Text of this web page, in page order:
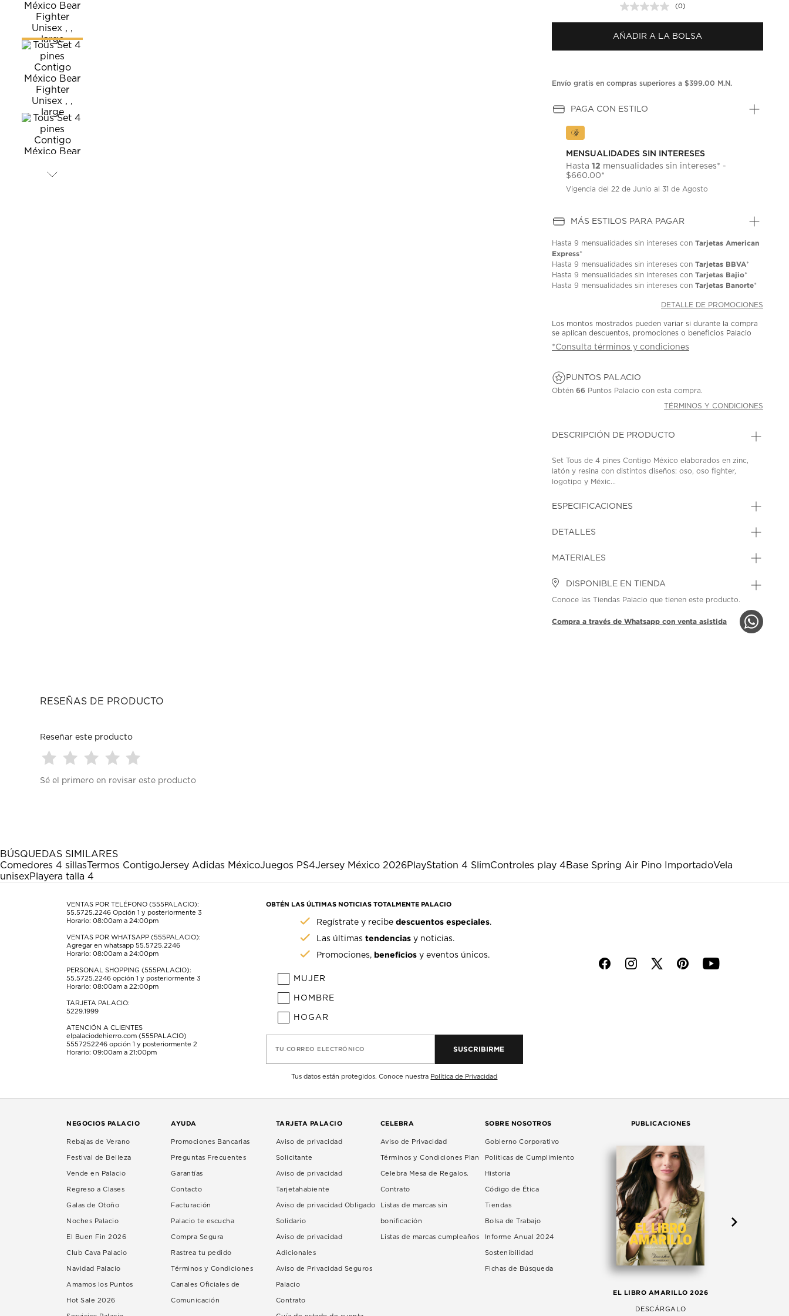
Sin
puntuación.
en
la
(0)
AÑADIR A LA BOLSA
Envío gratis en compras superiores a $399.00 M.N.
PAGA CON ESTILO
MENSUALIDADES SIN INTERESES
Hasta12 mensualidades sin intereses* -
$660.00*
Vigencia del 22 de Junio al 31 de Agosto
MÁS ESTILOS PARA PAGAR
Hasta9 mensualidades sin intereses conTarjetas American
Express*
Hasta9 mensualidades sin intereses conTarjetas BBVA*
Hasta9 mensualidades sin intereses conTarjetas Bajio*
Hasta9 mensualidades sin intereses conTarjetas Banorte*
DETALLE DE PROMOCIONES
Los montos mostrados pueden variar si durante la compra
se aplican descuentos, promociones o beneficios Palacio
*Consulta términos y condiciones
PUNTOS PALACIO
Obtén66 Puntos Palacio con esta compra.
TÉRMINOS Y CONDICIONES
DESCRIPCIÓN DE PRODUCTO
Set Tous de 4 pines Contigo México elaborados en zinc,
latón y resina con distintos diseños: oso, oso fighter,
logotipo y Méxic...
ESPECIFICACIONES
DETALLES
MATERIALES
DISPONIBLE EN TIENDA
Conoce las Tiendas Palacio que tienen este producto.
Compra a través de Whatsapp con venta asistida
RESEÑAS DE PRODUCTO
Reseñar este producto
para
estrella
Esta
acción
abrirá
formulario
para
estrellas.
Esta
acción
abrirá
formulario
de
para
estrellas.
Esta
acción
abrirá
formulario
de
para
estrellas.
Esta
acción
formulario
de
para
Esta
acción
formulario
de
envío.
Sé el primero en revisar este producto
BÚSQUEDAS SIMILARES
Comedores 4 sillasTermos ContigoJersey Adidas MéxicoJuegos PS4Jersey México 2026PlayStation 4 SlimControles play 4Base Spring Air Pino ImportadoVela
unisexPlayera talla 4
VENTAS POR TELÉFONO (555PALACIO):
55.5725.2246 Opción 1 y posteriormente 3
Horario: 08:00am a 24:00pm
VENTAS POR WHATSAPP (555PALACIO):
Agregar en whatsapp 55.5725.2246
Horario: 08:00am a 24:00pm
PERSONAL SHOPPING (555PALACIO):
55.5725.2246 opción 1 y posteriormente 3
Horario: 08:00am a 22:00pm
TARJETA PALACIO:
5229.1999
ATENCIÓN A CLIENTES
elpalaciodehierro.com (555PALACIO)
5557252246 opción 1 y posteriormente 2
Horario: 09:00am a 21:00pm
OBTÉN LAS ÚLTIMAS NOTICIAS TOTALMENTE PALACIO
Regístrate y recibedescuentos especiales.
Las últimastendencias y noticias.
Promociones, beneficios y eventos únicos.
MUJER
HOMBRE
HOGAR
TU CORREO ELECTRÓNICO SUSCRIBIRME
Tus datos están protegidos. Conoce nuestra Política de Privacidad
f i p y
NEGOCIOS PALACIO
Rebajas de Verano
Festival de Belleza
Vende en Palacio
Regreso a Clases
Galas de Otoño
Noches Palacio
El Buen Fin 2026
Club Cava Palacio
Navidad Palacio
Amamos los Puntos
Hot Sale 2026
AYUDA
Promociones Bancarias
Preguntas Frecuentes
Garantías
Contacto
Facturación
Palacio te escucha
Compra Segura
Rastrea tu pedido
Términos y Condiciones
Canales Oficiales de
Comunicación
TARJETA PALACIO
Aviso de privacidad
Solicitante
Aviso de privacidad
Tarjetahabiente
Aviso de privacidad Obligado
Solidario
Aviso de privacidad
Adicionales
Aviso de Privacidad Seguros
Palacio
Contrato
CELEBRA
Aviso de Privacidad
Términos y Condiciones Plan
Celebra Mesa de Regalos.
Contrato
Listas de marcas sin
bonificación
Listas de marcas cumpleaños
SOBRE NOSOTROS
Gobierno Corporativo
Políticas de Cumplimiento
Historia
Código de Ética
Tiendas
Bolsa de Trabajo
Informe Anual 2024
Sostenibilidad
Fichas de Búsqueda
PUBLICACIONES
EL LIBRO AMARILLO 2026
DESCÁRGALO